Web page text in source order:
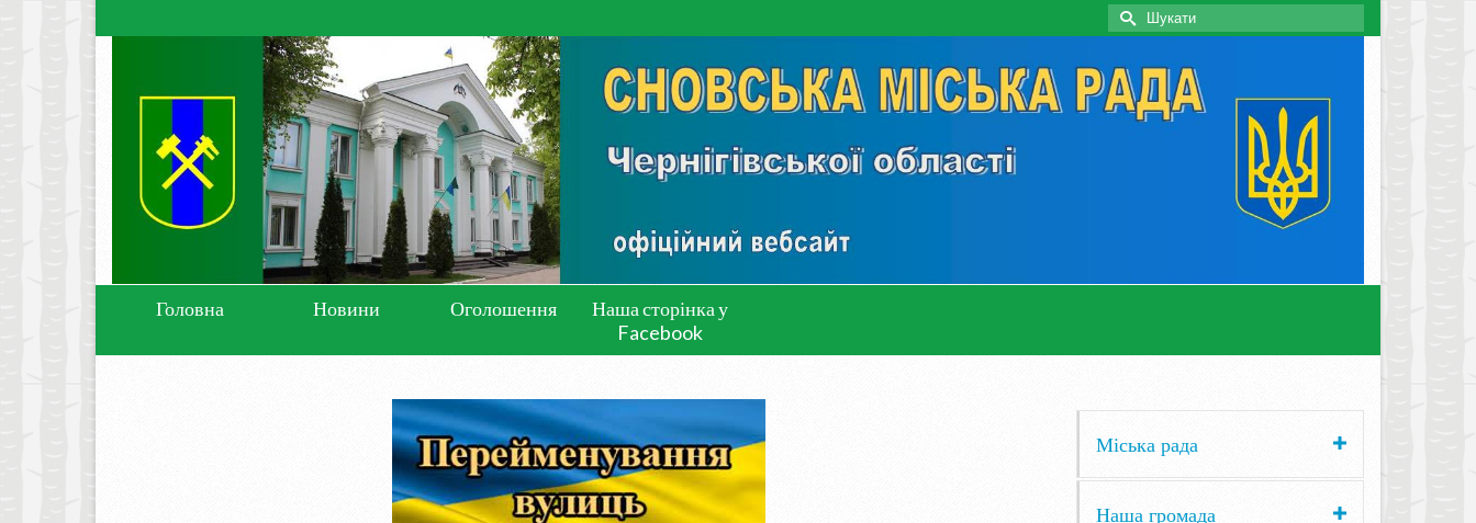
Search
for:
Головна Новини Оголошення
Наша сторінка у
Facebook
Міська рада
Наша громада